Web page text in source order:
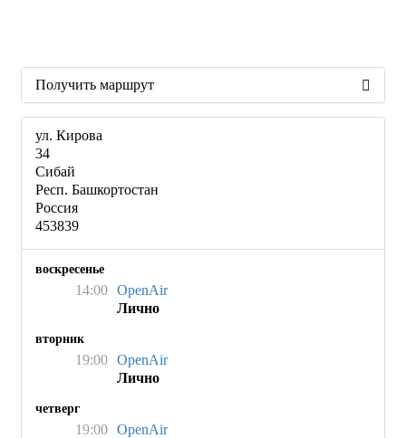
Получить маршрут
ул. Кирова
34
Сибай
Респ. Башкортостан
Россия
453839
воскресенье
14:00 OpenAir
Лично
вторник
19:00 OpenAir
Лично
четверг
19:00 OpenAir